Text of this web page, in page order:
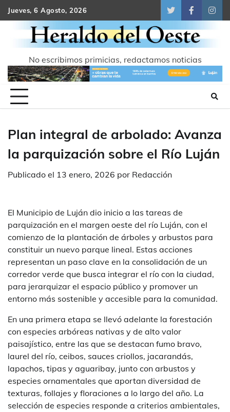
Skip
to
content
Jueves, 6 Agosto, 2026
TwitterFacebook
No escribimos primicias, redactamos noticias
Plan integral de arbolado: Avanza
la parquización sobre el Río Luján
Publicado el 13 enero, 2026 por Redacción
El Municipio de Luján dio inicio a las tareas de
parquización en el margen oeste del río Luján, con el
comienzo de la plantación de árboles y arbustos para
constituir un nuevo parque lineal. Estas acciones
representan un paso clave en la consolidación de un
corredor verde que busca integrar el río con la ciudad,
para jerarquizar el espacio público y promover un
entorno más sostenible y accesible para la comunidad.
En una primera etapa se llevó adelante la forestación
con especies arbóreas nativas y de alto valor
paisajístico, entre las que se destacan fumo bravo,
laurel del río, ceibos, sauces criollos, jacarandás,
lapachos, tipas y aguaribay, junto con arbustos y
especies ornamentales que aportan diversidad de
texturas, follajes y floraciones a lo largo del año. La
selección de especies responde a criterios ambientales,